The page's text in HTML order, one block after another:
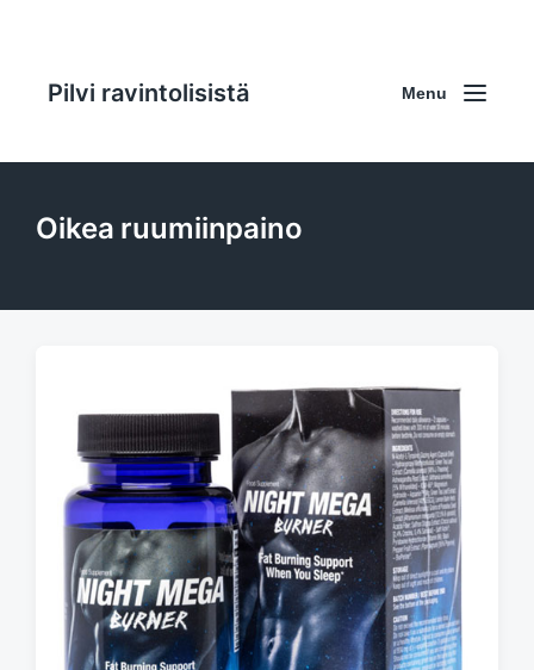
Pilvi ravintolisistä Menu
Oikea ruumiinpaino